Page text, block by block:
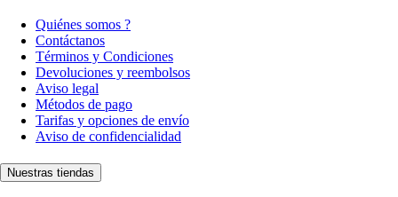
Quiénes somos ?
Contáctanos
Términos y Condiciones
Devoluciones y reembolsos
Aviso legal
Métodos de pago
Tarifas y opciones de envío
Aviso de confidencialidad
Nuestras tiendas